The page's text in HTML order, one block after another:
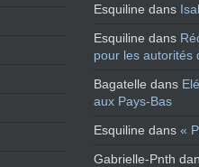
Esquiline dans
Esquiline dans
pour les autorités
Bagatelle dans
aux Pays-Bas
Esquiline dans«
Gabrielle-Pnth